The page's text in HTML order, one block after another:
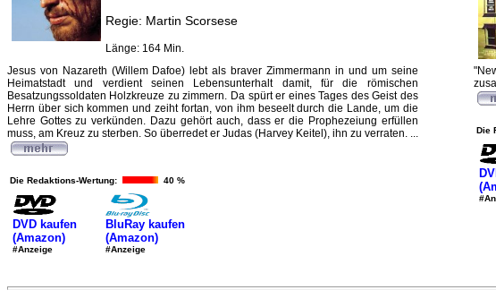
Regie: Martin Scorsese
Länge: 164 Min.
Jesus von Nazareth (Willem Dafoe) lebt als braver Zimmermann in und um seine
Heimatstadt und verdient seinen Lebensunterhalt damit, für die römischen
Besatzungssoldaten Holzkreuze zu zimmern. Da spürt er eines Tages des Geist des
Herrn über sich kommen und zeiht fortan, von ihm beseelt durch die Lande, um die
Lehre Gottes zu verkünden. Dazu gehört auch, dass er die Prophezeiung erfüllen
muss, am Kreuz zu sterben. So überredet er Judas (Harvey Keitel), ihn zu verraten. ...
Die Redaktions-Wertung: 40 %
DVD kaufen
(Amazon)
#Anzeige
BluRay kaufen
(Amazon)
#Anzeige
Die